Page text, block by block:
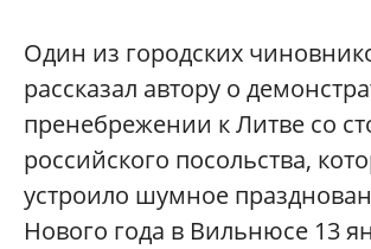
Один из городских
рассказал автору о
пренебрежении к Литве со
российского посольства,
устроило шумное
Нового года в Вильнюсе 13